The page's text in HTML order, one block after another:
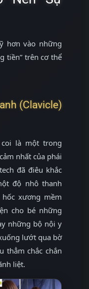
hơn vào những
tiền” trên cơ thể
(Clavicle)
là một trong
nhất của phái
đã điêu khắc
độ nhô thanh
xương mềm
cho bé những
những bộ nội y
lướt qua bờ
thẳm chắc chắn
liệt.